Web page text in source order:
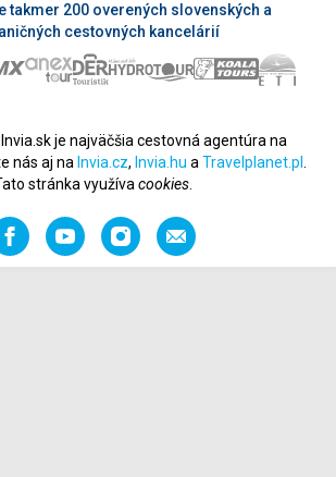
takmer 200 overených slovenských a
cestovných kancelárií
je najväčšia cestovná agentúra na
nás aj na Invia.cz, Invia.hu a Travelplanet.pl
stránka využíva cookies.
FacebookYouTubeInstagramOdporučiť